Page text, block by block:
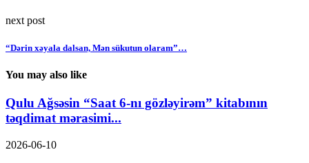
next post
“Dərin xəyala dalsan, Mən sükutun olaram”…
You may also like
Qulu Ağsəsin “Saat 6-nı gözləyirəm” kitabının
təqdimat mərasimi...
2026-06-10